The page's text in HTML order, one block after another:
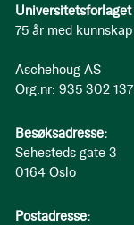
Universitetsforlaget
75 år med kunnskap
Aschehoug AS
Org.nr: 935 302 137
Besøksadresse:
Sehesteds gate 3
0164 Oslo
Postadresse: